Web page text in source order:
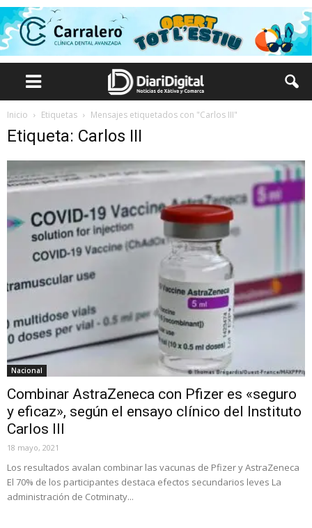
Inicio Etiquetas Mensajes etiquetados con "Carlos III"
Etiqueta: Carlos III
Nacional
Combinar AstraZeneca con Pfizer es «seguro
y eficaz», según el ensayo clínico del Instituto
Carlos III
18 mayo, 2021
Los resultados avalan combinar las vacunas de Pfizer y AstraZeneca
El 70% de los participantes destaca efectos secundarios leves La
administración de Cotminaty...